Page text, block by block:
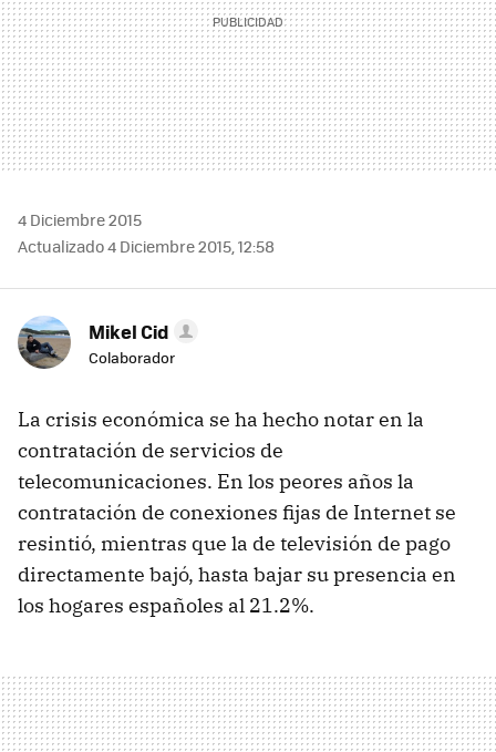
4 Diciembre 2015
Actualizado 4 Diciembre 2015, 12:58
Mikel Cid
Colaborador
La crisis económica se ha hecho notar en la
contratación de servicios de
telecomunicaciones. En los peores años la
contratación de conexiones fijas de Internet se
resintió, mientras que la de televisión de pago
directamente bajó, hasta bajar su presencia en
los hogares españoles al 21.2%.